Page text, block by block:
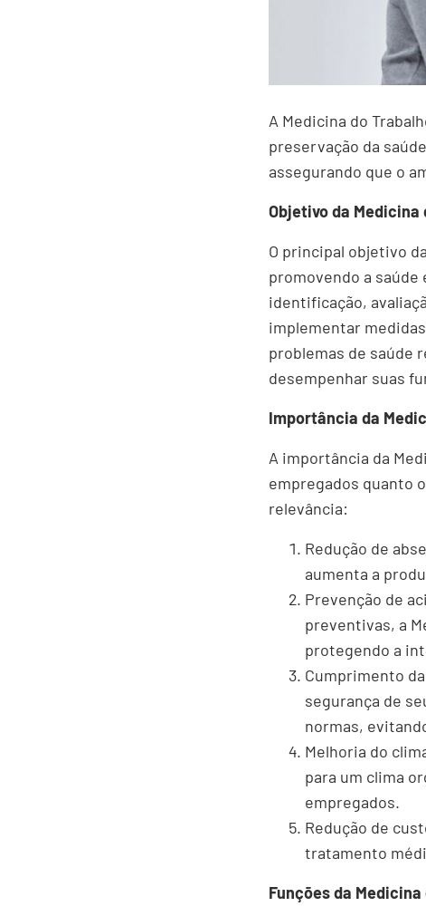
A Medicina do
preservação da
assegurando que o
Objetivo da Medicina
O principal objetivo
promovendo a
identificação,
implementar
problemas de saúde
desempenhar suas
Importância da
A importância da
empregados quanto
relevância:
Redução de
aumenta a
Prevenção de
preventivas, a
protegendo a
Cumprimento
segurança de
normas,
Melhoria do
para um clima
empregados.
Redução de
tratamento
Funções da